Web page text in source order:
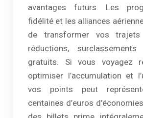
avantages futurs. Les
fidélité et les alliances
de transformer vos trajets
réductions,
gratuits. Si vous voyagez
optimiser l’accumulation et
vos points peut
centaines d’euros